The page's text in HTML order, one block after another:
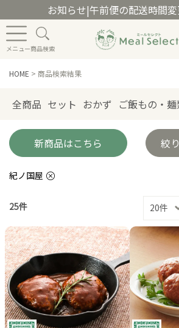
お知らせ|午前便の配送時間
メニュー商品検索
HOME > 商品検索結果
全商品 セット おかず ご飯もの・
新商品はこちら 絞
紀ノ国屋
25件